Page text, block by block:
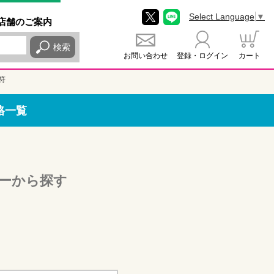
舗のご案内
検索
お問い合わせ 登録・ログイン カート
Select Language ▼
一覧
から探す